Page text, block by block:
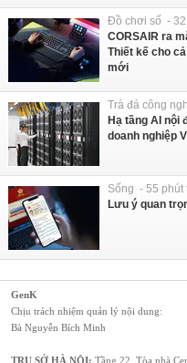
Đồ chơi số -
CORSAIR ra
Thiết kế cho
mới
Trà đá công
Hạ tầng AI nội
doanh nghiệp
Sống - 55 phút
Lưu ý quan
GenK
Chịu trách nhiệm quản lý nội dung:
Bà Nguyễn Bích Minh
TRỤ SỞ HÀ NỘI: Tầng 22, Tòa nhà